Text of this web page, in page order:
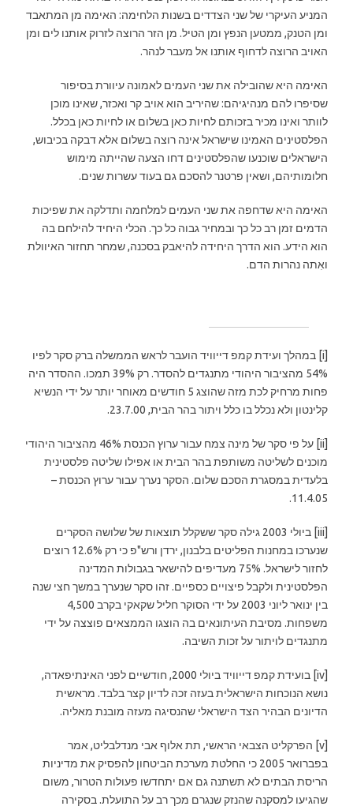
המניע העיקרי של שני הצדדים בשנות הלחימה: האימה מן המתאבד
ומן הטנק, ממטען הנפץ ומן הטיל. מן הזר הרוצה לזרוק אותנו לים ומן
האויב הרוצה לדחוף אותנו אל מעבר לנהר.
האימה היא שהובילה את שני העמים לאמונה עיוורת בסיפור
שסיפרו להם מנהיגיהם: שהיריב הוא אויב קר ואכזר, שאינו מוכן
לוותר ואינו מכיר בזכותם לחיות כאן בשלום או לחיות כאן בכלל.
הפלסטינים האמינו שישראל אינה רוצה בשלום אלא דבקה בכיבוש,
הישראלים שוכנעו שהפלסטינים דחו הצעה שהייתה מימוש
חלומותיהם, ושאין פרטנר להסכם גם בעוד עשרות שנים.
האימה היא שדחפה את שני העמים למלחמה ותדלקה את שפיכות
הדמים זמן רב כל כך ובמחיר גבוה כל כך. הכלי היחיד להילחם בה
הוא הידע. הוא הדרך היחידה להיאבק בסכנה, שמחר תחזור האיוולת
ואִתה נהרות הדם.
[i] במהלך ועידת קמפ דייוויד הועבר לראש הממשלה ברק סקר לפיו
54% מהציבור היהודי מתנגדים להסדר. רק 39% תמכו. ההסדר היה
פחות מרחיק לכת מזה שהוצג 5 חודשים מאוחר יותר על ידי הנשיא
קלינטון ולא נכלל בו כלל ויתור בהר הבית, 23.7.00.
[ii] על פי סקר של מינה צמח עבור ערוץ הכנסת 46% מהציבור היהודי
מוכנים לשליטה משותפת בהר הבית או אפילו שליטה פלסטינית
בלעדית במסגרת הסכם שלום. הסקר נערך עבור ערוץ הכנסת –
11.4.05.
[iii] ביולי 2003 גילה סקר ששקלל תוצאות של שלושה הסקרים
שנערכו במחנות הפליטים בלבנון, ירדן ורש"פ כי רק 12.6% רוצים
לחזור לישראל. 75% מעדיפים להישאר בגבולות המדינה
הפלסטינית ולקבל פיצויים כספיים. זהו סקר שנערך במשך חצי שנה
בין ינואר ליוני 2003 על ידי הסוקר חליל שקאקי בקרב 4,500
משפחות. מסיבת העיתונאים בה הוצגו הממצאים פוצצה על ידי
מתנגדים לויתור על זכות השיבה.
[iv] בועידת קמפ דייוויד ביולי 2000, חודשיים לפני האינתיפאדה,
נושא הנוכחות הישראלית בעזה זכה לדיון קצר בלבד. מראשית
הדיונים הבהיר הצד הישראלי שהנסיגה מעזה מובנת מאליה.
[v] הפרקליט הצבאי הראשי, תת אלוף אבי מנדלבליט, אמר
בפברואר 2005 כי החלטת מערכת הביטחון להפסיק את מדיניות
הריסת הבתים לא תשתנה גם אם יתחדשו פעולות הטרור, משום
שהגיעו למסקנה שהנזק שנגרם מכך רב על התועלת. בסקירה